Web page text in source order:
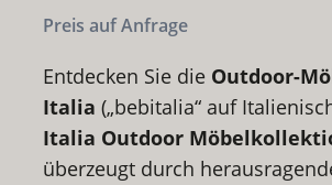
Preis auf Anfrage
Entdecken Sie die Outdoor-
Italia („bebitalia“ auf
Italia Outdoor
überzeugt durch